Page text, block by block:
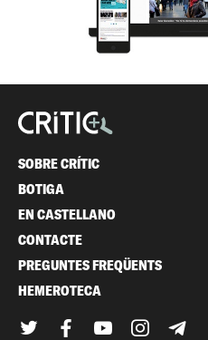
SOBRE CRÍTIC
BOTIGA
EN CASTELLANO
CONTACTE
PREGUNTES FREQÜENTS
HEMEROTECA
TwitterFacebook
YouTube